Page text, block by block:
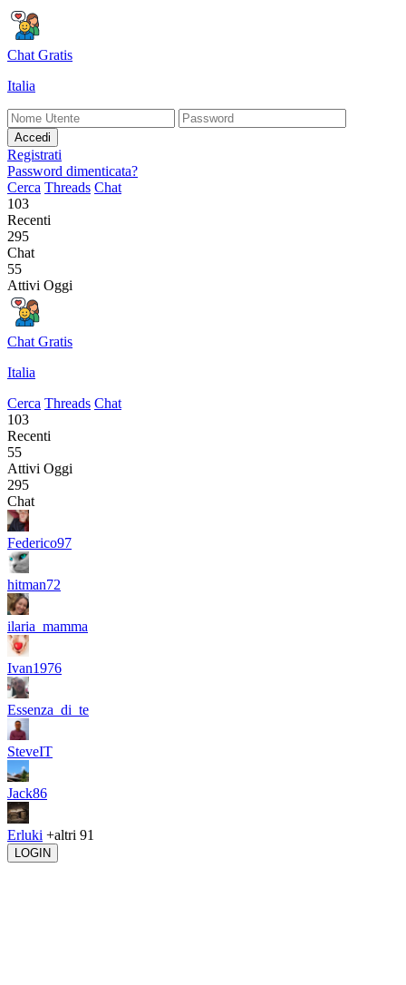
Chat Gratis
Italia
Accedi
Registrati
Password dimenticata?
Cerca Threads Chat
103
Recenti
295
Chat
55
Attivi Oggi
Chat Gratis
Italia
Cerca Threads Chat
103
Recenti
55
Attivi Oggi
295
Chat
Federico97
hitman72
ilaria_mamma
Ivan1976
Essenza_di_te
SteveIT
Jack86
Erluki +altri 91
LOGIN